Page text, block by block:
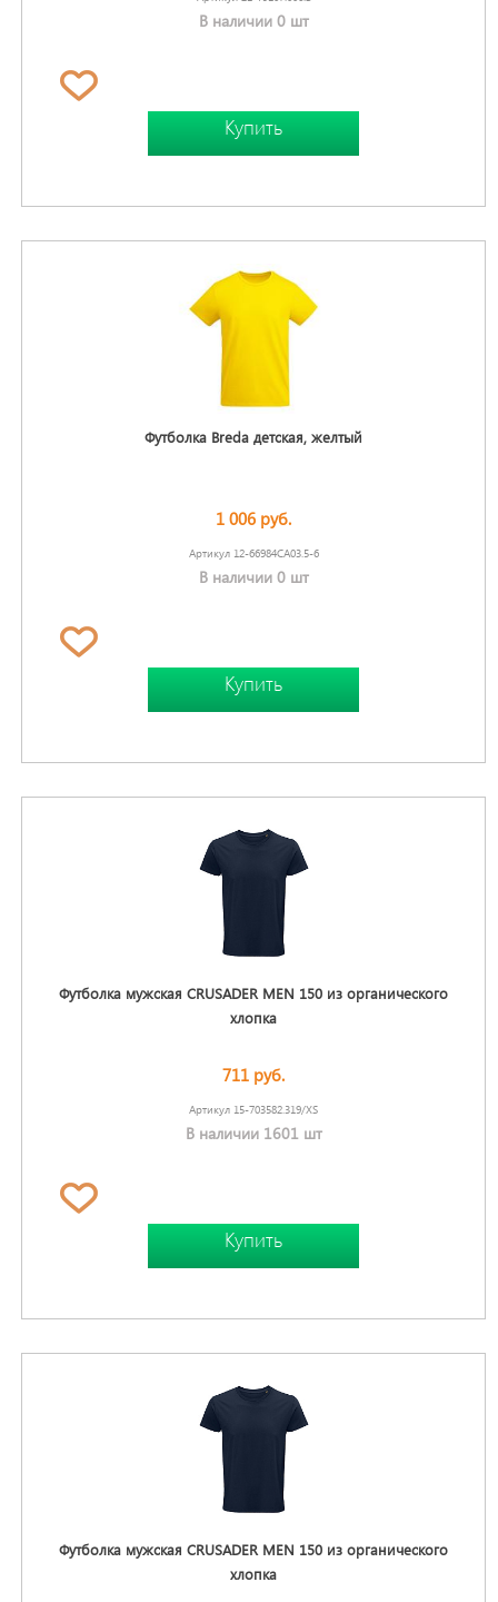
В наличии 0 шт
Купить
Футболка Breda детская, желтый
1 006 руб.
Артикул 12-66984CA03.5-6
В наличии 0 шт
Купить
Футболка мужская CRUSADER MEN 150 из органического
хлопка
711 руб.
Артикул 15-703582.319/XS
В наличии 1601 шт
Купить
Футболка мужская CRUSADER MEN 150 из органического
хлопка